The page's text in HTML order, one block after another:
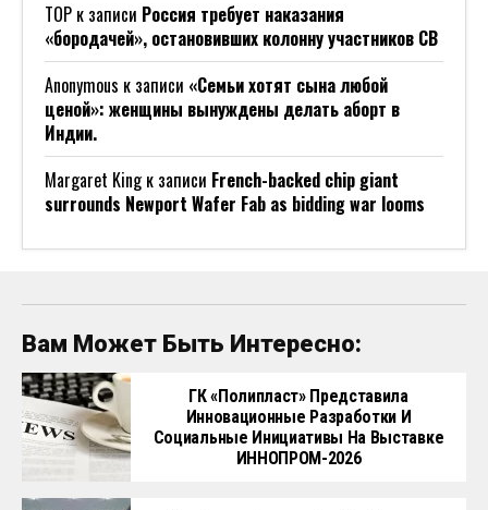
ТОР к записи Россия требует наказания
«бородачей», остановивших колонну участников СВ
Anonymous к записи «Семьи хотят сына любой
ценой»: женщины вынуждены делать аборт в
Индии.
Margaret Kingк записи French-backed chip giant
surrounds Newport Wafer Fab as bidding war looms
Вам Может Быть Интересно:
ГК «Полипласт» Представила
Инновационные Разработки И
Социальные Инициативы На Выставке
ИННОПРОМ-2026